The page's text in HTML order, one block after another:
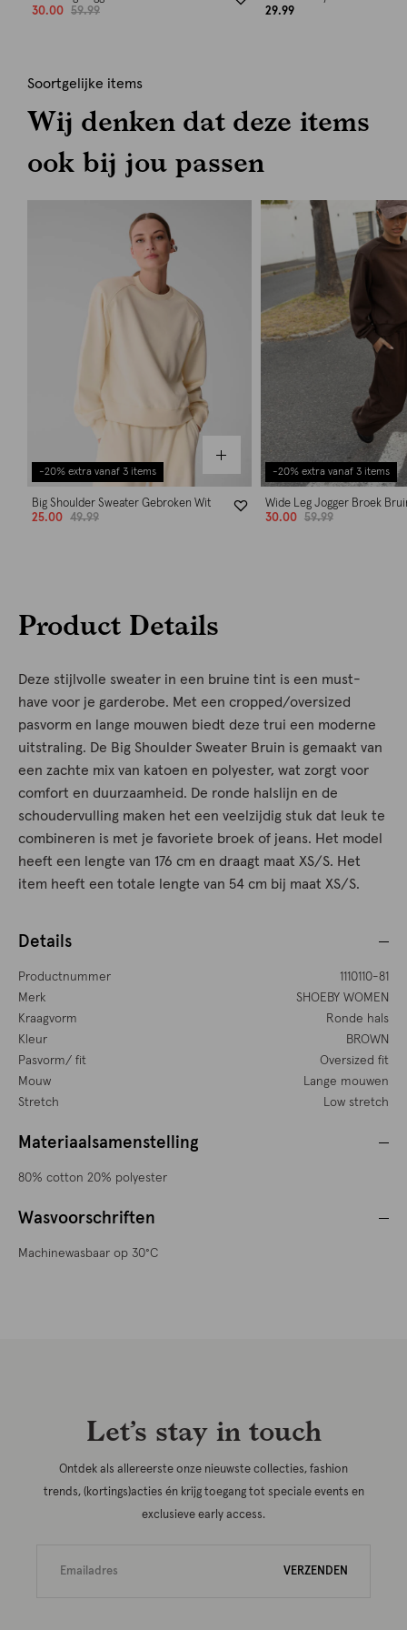
30.00
59.99
29.99
Soortgelijke items
Wij denken dat deze items
ook bij jou passen
-20% extra vanaf 3 items
Big Shoulder Sweater Gebroken Wit
25.00
49.99
-20% extra vanaf 3 items
Wide Leg Jogger Broek
30.00
59.99
Product Details
Deze stijlvolle sweater in een bruine tint is een must-
have voor je garderobe. Met een cropped/oversized
pasvorm en lange mouwen biedt deze trui een moderne
uitstraling. De Big Shoulder Sweater Bruin is gemaakt van
een zachte mix van katoen en polyester, wat zorgt voor
comfort en duurzaamheid. De ronde halslijn en de
schoudervulling maken het een veelzijdig stuk dat leuk te
combineren is met je favoriete broek of jeans. Het model
heeft een lengte van 176 cm en draagt maat XS/S. Het
item heeft een totale lengte van 54 cm bij maat XS/S.
Details
Productnummer
1110110-81
Merk
SHOEBY WOMEN
Kraagvorm
Ronde hals
Kleur
BROWN
Pasvorm/ fit
Oversized fit
Mouw
Lange mouwen
Stretch
Low stretch
Materiaalsamenstelling
80% cotton 20% polyester
Wasvoorschriften
Machinewasbaar op 30°C
Let’s stay in touch
Ontdek als allereerste onze nieuwste collecties, fashion
trends, (kortings)acties én krijg toegang tot speciale events en
exclusieve early access.
VERZENDEN